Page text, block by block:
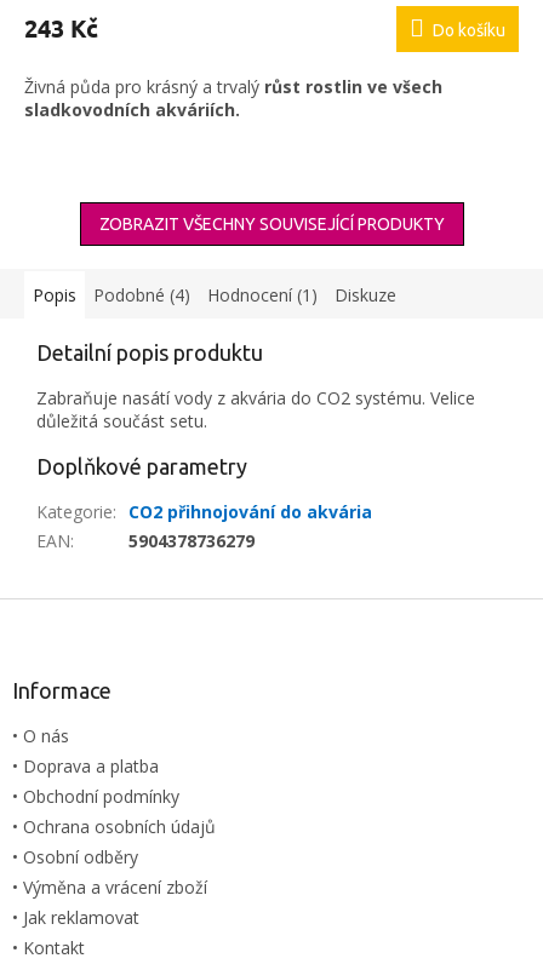
243 Kč Do košíku
Živná půda pro krásný a trvalý růst rostlin ve všech
sladkovodních akváriích.
ZOBRAZIT VŠECHNY SOUVISEJÍCÍ PRODUKTY
Popis Podobné (4) Hodnocení (1) Diskuze
Detailní popis produktu
Zabraňuje nasátí vody z akvária do CO2 systému. Velice
důležitá součást setu.
Doplňkové parametry
Kategorie:
CO2 přihnojování do akvária
EAN: 5904378736279
Informace
• O nás
• Doprava a platba
• Obchodní podmínky
• Ochrana osobních údajů
• Osobní odběry
• Výměna a vrácení zboží
• Jak reklamovat
• Kontakt